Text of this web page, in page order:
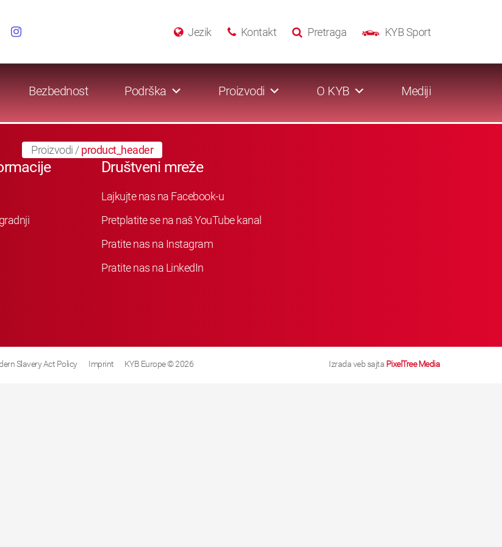
KYB Sport
Pretraga
Kontakt
Jezik
Bezbednost Podrška Proizvodi O KYB Mediji
Proizvodi /product_header
Društveni mreže
Lajkujte nas na Facebook-u
Pretplatite se na naš YouTube kanal
Pratite nas na Instagram
Pratite nas na LinkedIn
Slavery Act Policy Imprint KYB Europe © 2026 Izrada veb sajta PixelTree Media